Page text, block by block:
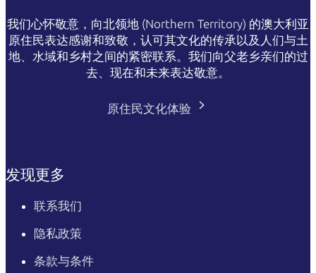
我们心怀敬意，向北领地 (Northern Territory) 的澳大利亚
原住民表达感谢和致敬，认可其文化的传承以及人们与土
地、水域和乡村之间的紧密联系。我们向父老乡亲们的过
去、现在和未来表达敬意。
原住民文化体验
发现更多
联系我们
隐私政策
条款与条件